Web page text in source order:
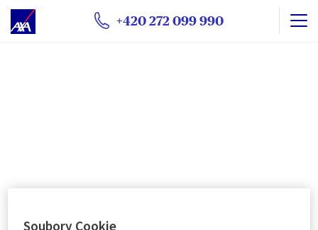
+420 272 099 990
Soubory Cookie
soubory cookie mohou být používány společností AXA
Partners nebo externími poskytovateli pro níže vedené
stránek.